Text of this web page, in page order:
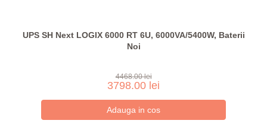
UPS SH Next LOGIX 6000 RT 6U, 6000VA/5400W, Baterii
Noi
4468.00 lei
3798.00 lei